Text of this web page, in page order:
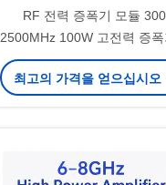
RF 전력 증폭기 모듈
2500MHz 100W 고전력 증폭
험실 RF 테스트용 32V DC
맞춤형 RF 커넥터 지원
최고의 가격을 얻으십시오